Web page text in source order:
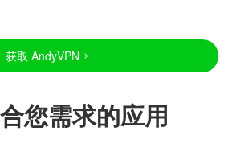
获取 AndyVPN
您需求的应用